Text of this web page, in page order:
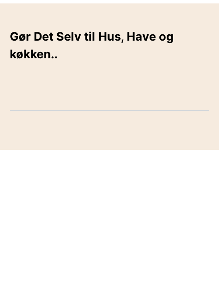
Gør Det Selv til Hus, Have og
køkken..